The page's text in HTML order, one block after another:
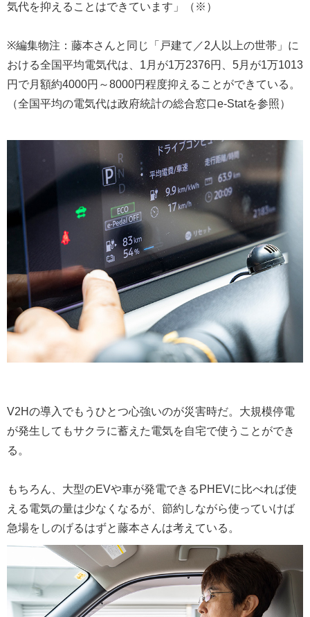
気代を抑えることはできています」（※）
※編集物注：藤本さんと同じ「戸建て／2人以上の世帯」に
おける全国平均電気代は、1月が1万2376円、5月が1万1013
円で月額約4000円～8000円程度抑えることができている。
（全国平均の電気代は政府統計の総合窓口e-Statを参照）
V2Hの導入でもうひとつ心強いのが災害時だ。大規模停電
が発生してもサクラに蓄えた電気を自宅で使うことができ
る。
もちろん、大型のEVや車が発電できるPHEVに比べれば使
える電気の量は少なくなるが、節約しながら使っていけば
急場をしのげるはずと藤本さんは考えている。